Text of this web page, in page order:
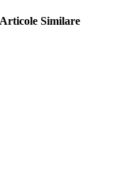
Articole Similare